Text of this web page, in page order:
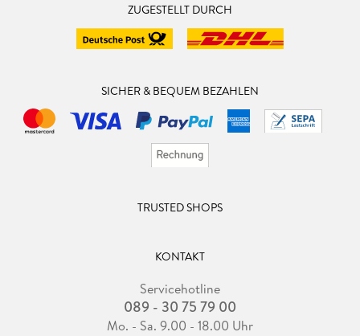
ZUGESTELLT DURCH
SICHER & BEQUEM BEZAHLEN
TRUSTED SHOPS
KONTAKT
Servicehotline
089 - 30 75 79 00
Mo. - Sa. 9.00 - 18.00 Uhr